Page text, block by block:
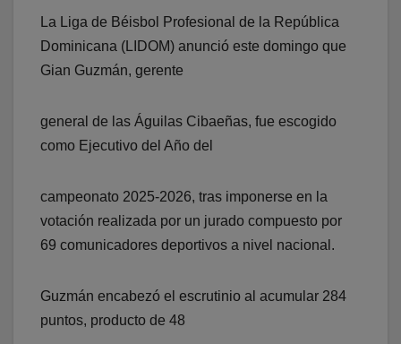
La Liga de Béisbol Profesional de la República
Dominicana (LIDOM) anunció este domingo que
Gian Guzmán, gerente
general de las Águilas Cibaeñas, fue escogido
como Ejecutivo del Año del
campeonato 2025-2026, tras imponerse en la
votación realizada por un jurado compuesto por
69 comunicadores deportivos a nivel nacional.
Guzmán encabezó el escrutinio al acumular 284
puntos, producto de 48